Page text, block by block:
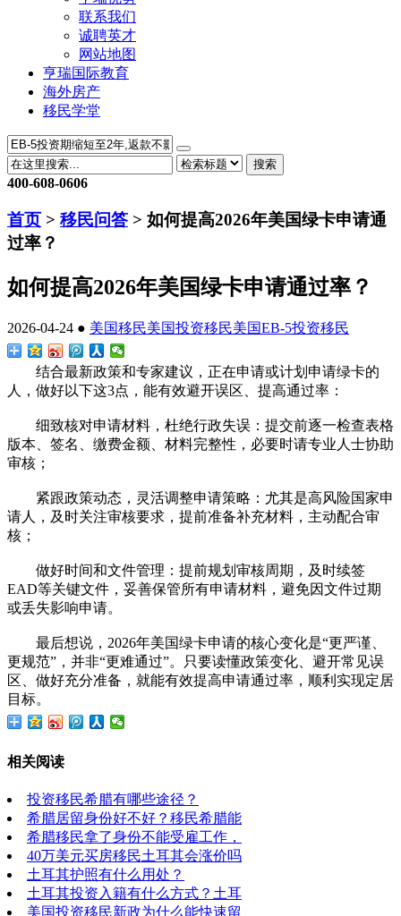
联系我们
诚聘英才
网站地图
亨瑞国际教育
海外房产
移民学堂
搜索
400-608-0606
首页 > 移民问答 > 如何提高2026年美国绿卡申请通
过率？
如何提高2026年美国绿卡申请通过率？
2026-04-24 ● 美国移民美国投资移民美国EB-5投资移民
结合最新政策和专家建议，正在申请或计划申请绿卡的
人，做好以下这3点，能有效避开误区、提高通过率：
细致核对申请材料，杜绝行政失误：提交前逐一检查表格
版本、签名、缴费金额、材料完整性，必要时请专业人士协助
审核；
紧跟政策动态，灵活调整申请策略：尤其是高风险国家申
请人，及时关注审核要求，提前准备补充材料，主动配合审
核；
做好时间和文件管理：提前规划审核周期，及时续签
EAD等关键文件，妥善保管所有申请材料，避免因文件过期
或丢失影响申请。
最后想说，2026年美国绿卡申请的核心变化是“更严谨、
更规范”，并非“更难通过”。只要读懂政策变化、避开常见误
区、做好充分准备，就能有效提高申请通过率，顺利实现定居
目标。
相关阅读
投资移民希腊有哪些途径？
希腊居留身份好不好？移民希腊能
希腊移民拿了身份不能受雇工作，
40万美元买房移民土耳其会涨价吗
土耳其护照有什么用处？
土耳其投资入籍有什么方式？土耳
美国投资移民新政为什么能快速留